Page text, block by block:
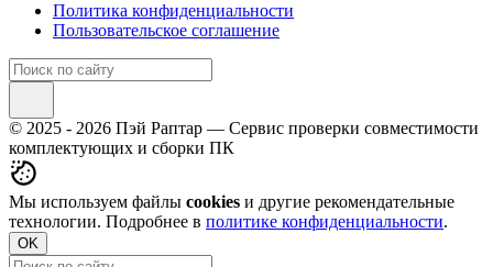
Политика конфиденциальности
Пользовательское соглашение
© 2025 - 2026 Пэй Раптар — Сервис проверки совместимости
комплектующих и сборки ПК
Мы используем файлы cookies и другие рекомендательные
технологии. Подробнее в политике конфиденциальности.
OK